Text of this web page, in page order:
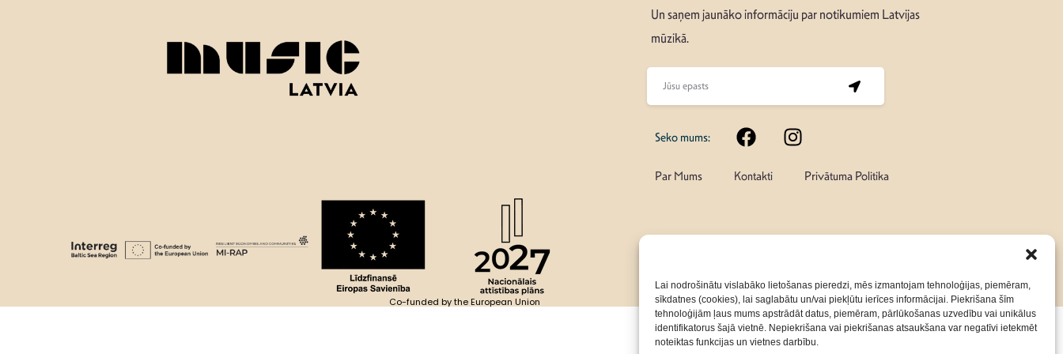
Lai nodrošinātu vislabāko lietošanas pieredzi, mēs izmantojam tehnoloģijas, piemēram,
sīkdatnes (cookies), lai saglabātu un/vai piekļūtu ierīces informācijai. Piekrišana šīm
tehnoloģijām ļaus mums apstrādāt datus, piemēram, pārlūkošanas uzvedību vai unikālus
identifikatorus šajā vietnē. Nepiekrišana vai piekrišanas atsaukšana var negatīvi ietekmēt
noteiktas funkcijas un vietnes darbību.
Un saņem jaunāko informāciju par notikumiem Latvijas
mūzikā.
Seko mums:
Par Mums Kontakti Privātuma Politika
Co-funded by the European Union